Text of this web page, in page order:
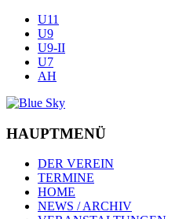
U11
U9
U9-II
U7
AH
HAUPTMENÜ
DER VEREIN
TERMINE
HOME
NEWS / ARCHIV